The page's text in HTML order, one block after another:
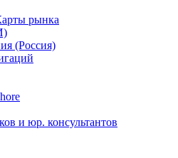
рынка
(Россия)